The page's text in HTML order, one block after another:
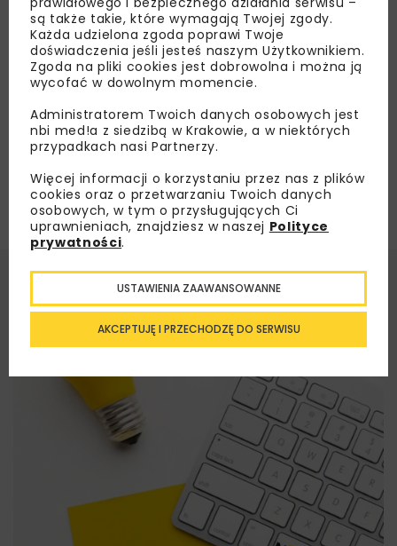
na trasie Tarnów – Leluchów
Załaduj więcej...
są także takie, które wymagają Twojej zgody.
Każda udzielona zgoda poprawi Twoje
doświadczenia jeśli jesteś naszym Użytkownikiem.
Zgoda na pliki cookies jest dobrowolna i można ją
wycofać w dowolnym momencie.
Administratorem Twoich danych osobowych jest
nbi med!a z siedzibą w Krakowie, a w niektórych
przypadkach nasi Partnerzy.
Więcej informacji o korzystaniu przez nas z plików
cookies oraz o przetwarzaniu Twoich danych
osobowych, w tym o przysługujących Ci
uprawnieniach, znajdziesz w naszej Polityce
prywatności.
AKCEPTUJĘ I PRZECHODZĘ DO SERWISU
USTAWIENIA ZAAWANSOWANNE